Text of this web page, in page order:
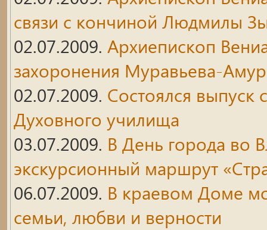
связи с кончиной Людмилы
02.07.2009. Архиепископ
захоронения Муравьева-
02.07.2009. Состоялся выпуск
Духовного училища
03.07.2009. В День города во
экскурсионный маршрут
06.07.2009. В краевом Доме
семьи, любви и верности